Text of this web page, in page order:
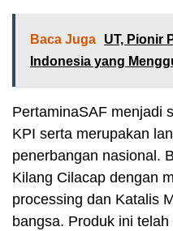
Baca Juga
UT, Pionir
Indonesia yang
PertaminaSAF menjadi
KPI serta merupakan
penerbangan nasional.
Kilang Cilacap dengan
processing dan Katalis
bangsa. Produk ini